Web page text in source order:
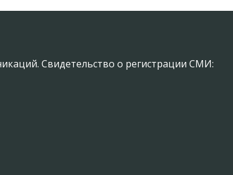
Свидетельство о регистрации СМИ: